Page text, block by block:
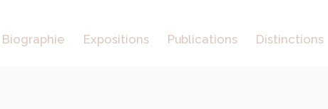
Biographie Expositions Publications Distinctions